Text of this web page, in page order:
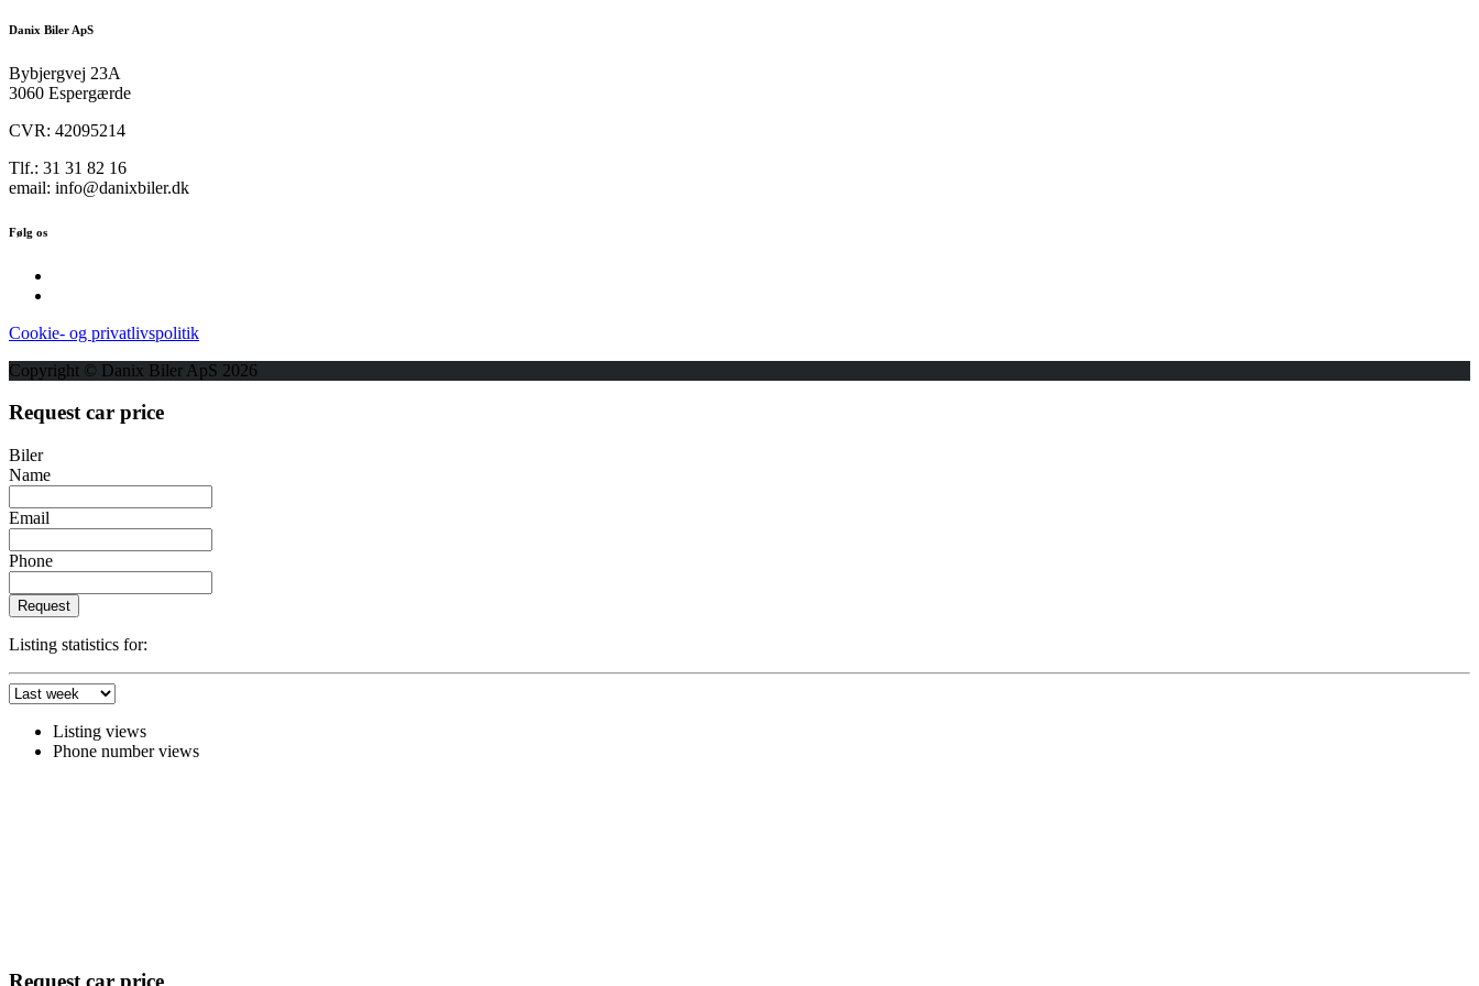
Danix Biler ApS
Bybjergvej 23A
3060 Espergærde
CVR: 42095214
Tlf.: 31 31 82 16
email: info@danixbiler.dk
Følg os
Cookie- og privatlivspolitik
Copyright © Danix Biler ApS 2026
Request car price
Biler
Name
Email
Phone
Request
Listing statistics for:
Listing views
Phone number views
Request car price